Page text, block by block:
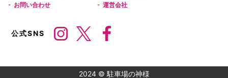
- お問い合わせ - 運営会社
公式SNS
2024 © 駐車場の神様